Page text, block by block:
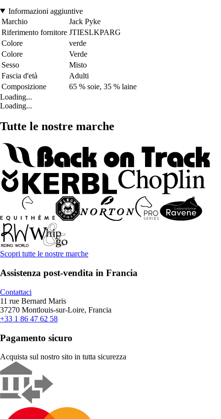
Informazioni aggiuntive
Marchio
Jack Pyke
Riferimento fornitore JTIESLKPARG
Colore
verde
Colore
Verde
Sesso
Misto
Fascia d'età
Adulti
Composizione
65 % soie, 35 % laine
Loading...
Loading...
Tutte le nostre marche
Scopri tutte le nostre marche
Assistenza post-vendita in Francia
Contattaci
11 rue Bernard Maris
37270 Montlouis-sur-Loire, Francia
+33 1 86 47 62 58
Pagamento sicuro
Acquista sul nostro sito in tutta sicurezza